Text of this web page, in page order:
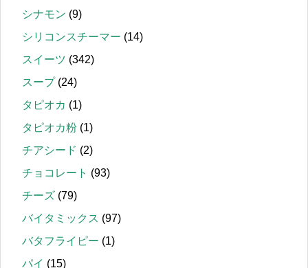
シナモン (9)
シリコンスチーマー (14)
スイーツ (342)
スープ(24)
タピオカ (1)
タピオカ粉 (1)
チアシード (2)
チョコレート (93)
チーズ (79)
バイタミックス (97)
バタフライピー (1)
パイ (15)